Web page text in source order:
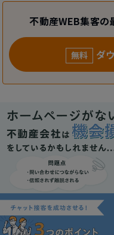
不動産WEB集客の
無料 ダ